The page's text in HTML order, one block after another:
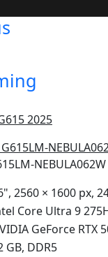
NEBULA062W
2560 × 1600 px,
Core Ultra 9
GeForce RTX
GB, DDR5